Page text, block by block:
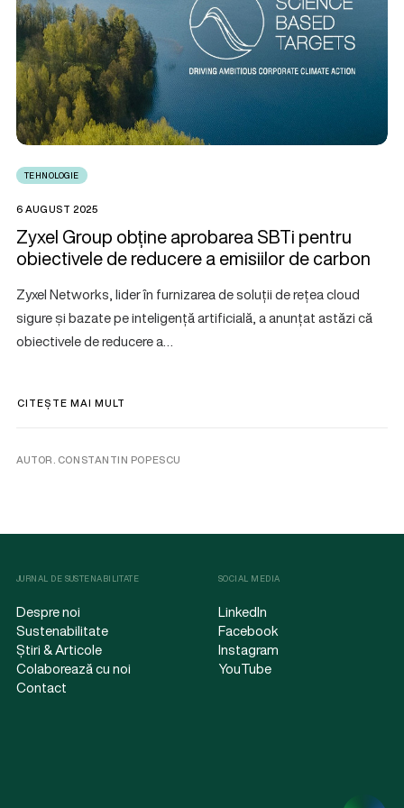
TEHNOLOGIE
6 AUGUST 2025
Zyxel Group obține aprobarea SBTi pentru
obiectivele de reducere a emisiilor de carbon
Zyxel Networks, lider în furnizarea de soluții de rețea cloud
sigure și bazate pe inteligență artificială, a anunțat astăzi că
obiectivele de reducere a…
CITEȘTE MAI MULT
AUTOR. CONSTANTIN POPESCU
JURNAL DE SUSTENABILITATE
Despre noi
Sustenabilitate
Știri & Articole
Colaborează cu noi
Contact
SOCIAL MEDIA
LinkedIn
Facebook
Instagram
YouTube